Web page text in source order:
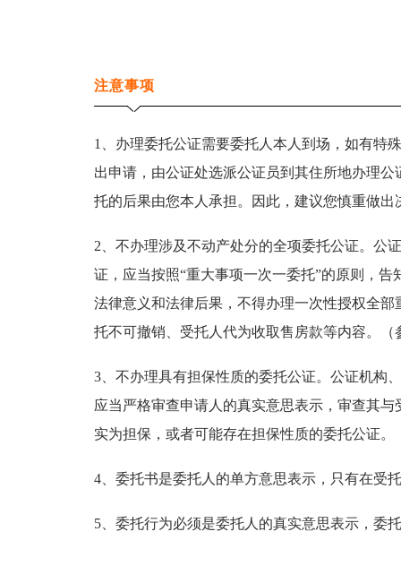
注意事项
1、办理委托公证需要委托人本人到场，如有特
出申请，由公证处选派公证员到其住所地办理
托的后果由您本人承担。因此，建议您慎重做出
2、不办理涉及不动产处分的全项委托公证。公
证，应当按照“重大事项一次一委托”的原则，
法律意义和法律后果，不得办理一次性授权全
托不可撤销、受托人代为收取售房款等内容。
3、不办理具有担保性质的委托公证。公证机构
应当严格审查申请人的真实意思表示，审查其
实为担保，或者可能存在担保性质的委托公证
4、委托书是委托人的单方意思表示，只有在受
5、委托行为必须是委托人的真实意思表示，委